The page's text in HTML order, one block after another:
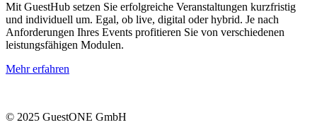
Mit GuestHub setzen Sie erfolgreiche Veranstaltungen kurzfristig
und individuell um. Egal, ob live, digital oder hybrid. Je nach
Anforderungen Ihres Events profitieren Sie von verschiedenen
leistungsfähigen Modulen.
Mehr erfahren
© 2025 GuestONE GmbH